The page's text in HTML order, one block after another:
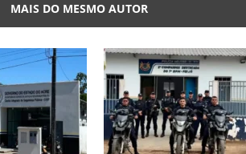
MAIS DO MESMO AUTOR